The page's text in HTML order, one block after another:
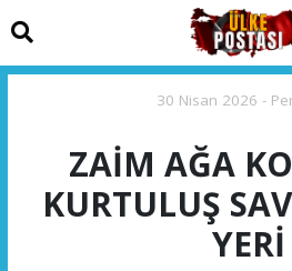
30 Nisan 2026 -
ZAİM AĞA
KURTULUŞ
YERİ